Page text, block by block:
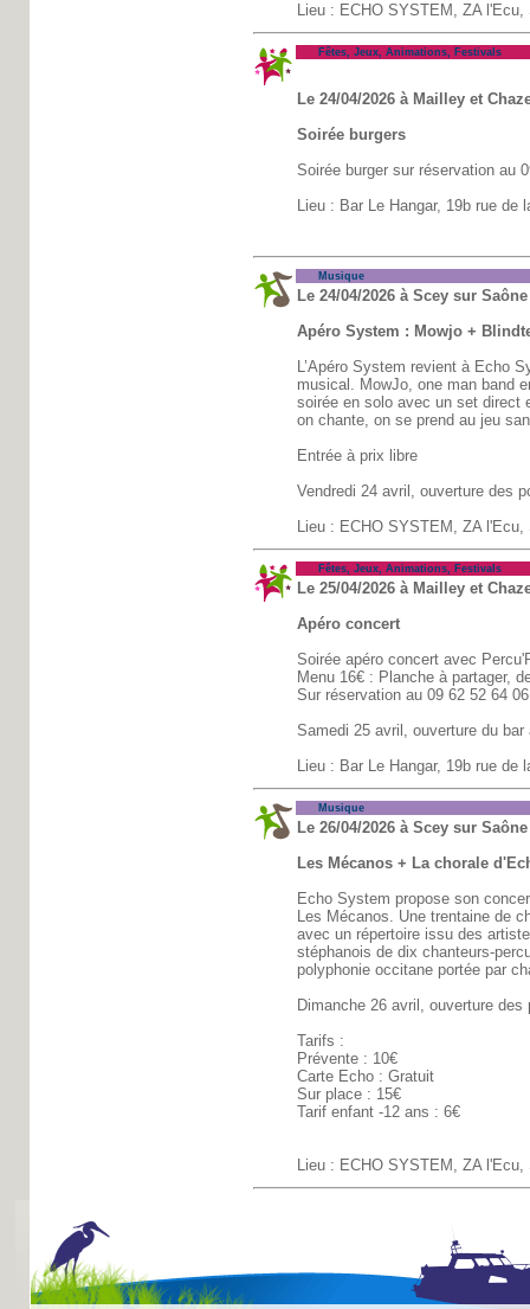
Lieu : ECHO SYSTEM, ZA
Fêtes, Jeux, Animations, Festivals
Le 24/04/2026 à Mailley et
Soirée burgers
Soirée burger sur réservation au
Lieu : Bar Le Hangar, 19b rue de
Musique
Le 24/04/2026 à Scey sur
Apéro System : Mowjo +
L’Apéro System revient à Echo
musical. MowJo, one man band
soirée en solo avec un set direct
on chante, on se prend au jeu
Entrée à prix libre
Vendredi 24 avril, ouverture des
Lieu : ECHO SYSTEM, ZA
Fêtes, Jeux, Animations, Festivals
Le 25/04/2026 à Mailley et
Apéro concert
Soirée apéro concert avec
Menu 16€ : Planche à partager,
Sur réservation au 09 62 52 64 06
Samedi 25 avril, ouverture du
Lieu : Bar Le Hangar, 19b rue de
Musique
Le 26/04/2026 à Scey sur
Les Mécanos + La chorale
Echo System propose son
Les Mécanos. Une trentaine de
avec un répertoire issu des
stéphanois de dix chanteurs-
polyphonie occitane portée par
Dimanche 26 avril, ouverture des
Tarifs :
Prévente : 10€
Carte Echo : Gratuit
Sur place : 15€
Tarif enfant -12 ans : 6€
Lieu : ECHO SYSTEM, ZA